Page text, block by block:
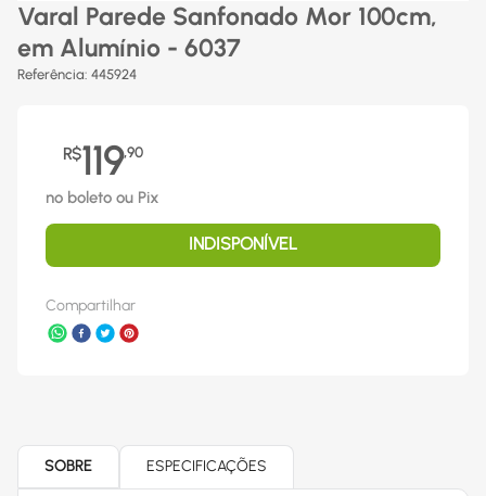
Varal Parede Sanfonado Mor 100cm,
em Alumínio - 6037
Referência: 445924
R$119,90
no boleto ou Pix
INDISPONÍVEL
Compartilhar
SOBRE ESPECIFICAÇÕES